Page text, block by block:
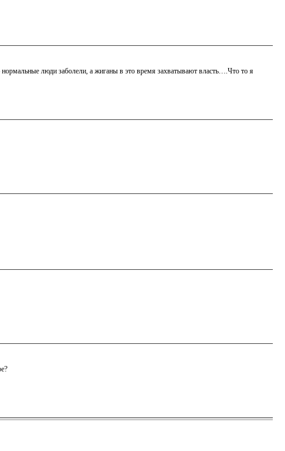
люди заболели, а жиганы в это время захватывают власть….Что то я